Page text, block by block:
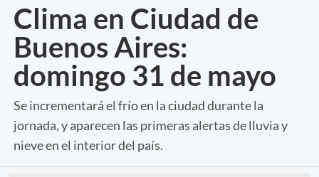
Clima en Ciudad de
Buenos Aires:
domingo 31 de mayo
Se incrementará el frío en la ciudad durante la
jornada, y aparecen las primeras alertas de lluvia y
nieve en el interior del país.